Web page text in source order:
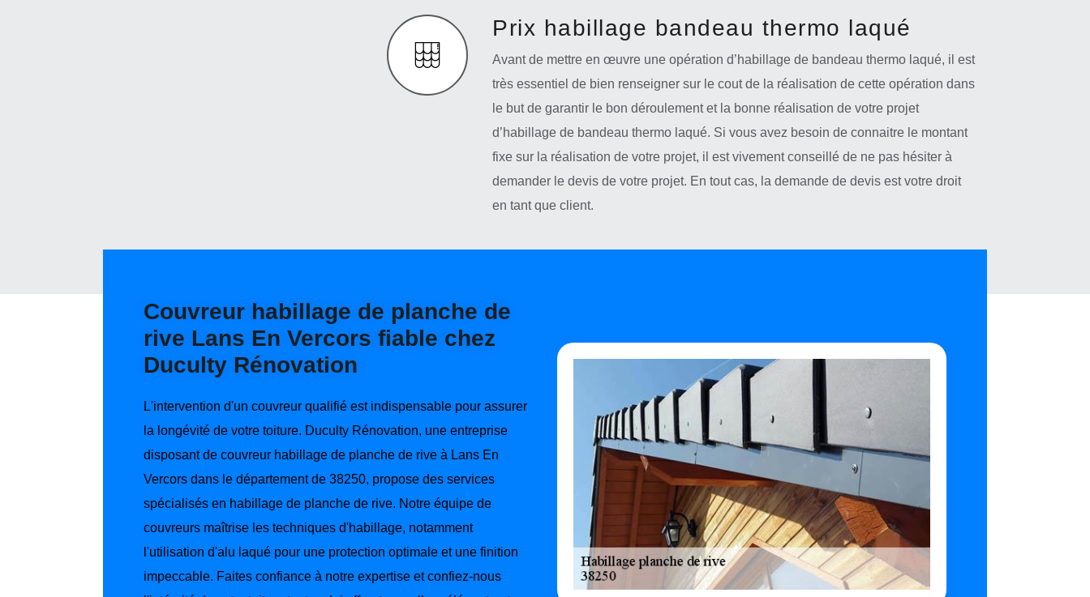
Prix habillage bandeau thermo laqué
Avant de mettre en œuvre une opération d’habillage de bandeau thermo laqué, il est
très essentiel de bien renseigner sur le cout de la réalisation de cette opération dans
le but de garantir le bon déroulement et la bonne réalisation de votre projet
d’habillage de bandeau thermo laqué. Si vous avez besoin de connaitre le montant
fixe sur la réalisation de votre projet, il est vivement conseillé de ne pas hésiter à
demander le devis de votre projet. En tout cas, la demande de devis est votre droit
en tant que client.
Couvreur habillage de planche de
rive Lans En Vercors fiable chez
Duculty Rénovation
L'intervention d'un couvreur qualifié est indispensable pour assurer
la longévité de votre toiture. Duculty Rénovation, une entreprise
disposant de couvreur habillage de planche de rive à Lans En
Vercors dans le département de 38250, propose des services
spécialisés en habillage de planche de rive. Notre équipe de
couvreurs maîtrise les techniques d'habillage, notamment
l'utilisation d'alu laqué pour une protection optimale et une finition
impeccable. Faites confiance à notre expertise et confiez-nous